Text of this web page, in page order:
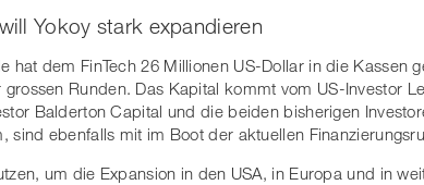
Yokoy stark expandieren
hat dem FinTech 26 Millionen US-Dollar in die Kassen
Runden. Das Kapital kommt vom US-Investor
Balderton Capital und die beiden bisherigen
sind ebenfalls mit im Boot der aktuellen
um die Expansion in den USA, in Europa und in